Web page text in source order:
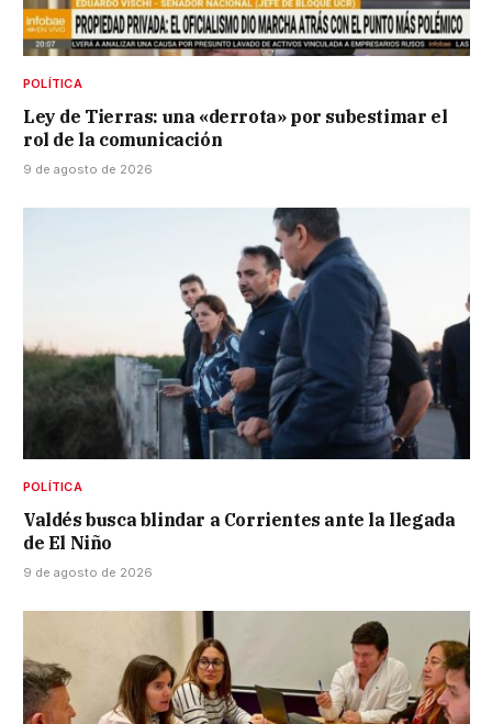
POLÍTICA
Ley de Tierras: una «derrota» por subestimar el
rol de la comunicación
9 de agosto de 2026
POLÍTICA
Valdés busca blindar a Corrientes ante la llegada
de El Niño
9 de agosto de 2026